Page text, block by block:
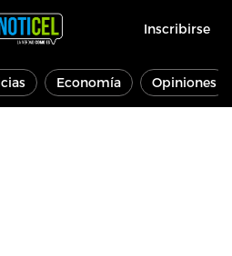
Inscribirse
Economía Opiniones